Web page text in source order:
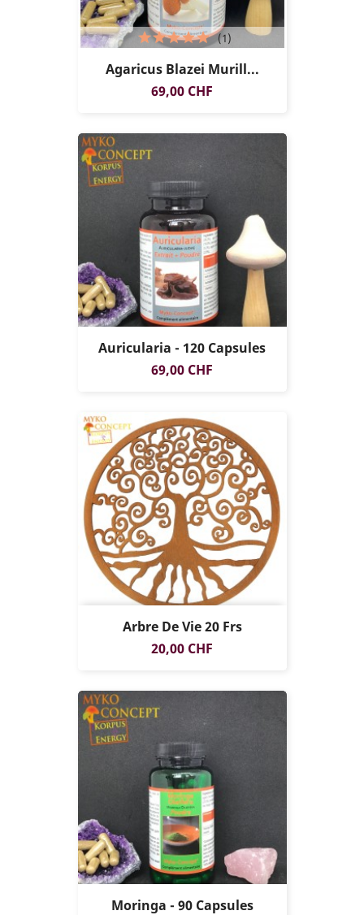
Agaricus Blazei Murill...
Prix
69,00 CHF
(1)
Auricularia - 120 Capsules
Prix
69,00 CHF
Arbre De Vie 20 Frs
Prix
20,00 CHF
Moringa - 90 Capsules